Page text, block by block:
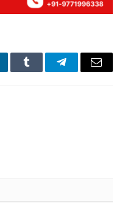
Tumblr TelegramEmail